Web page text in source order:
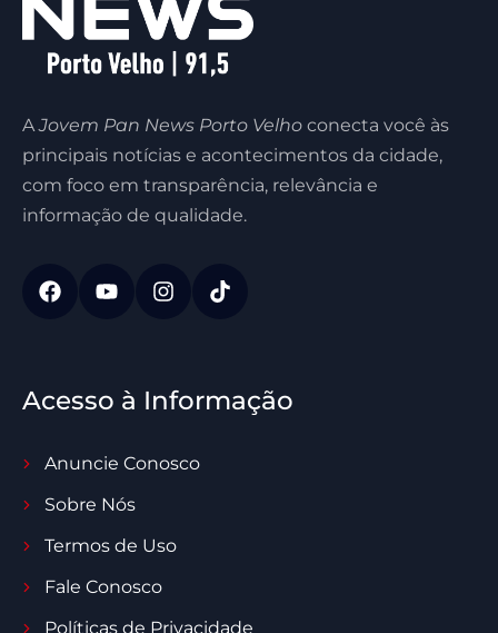
AJovem Pan News Porto Velho conecta você às
principais notícias e acontecimentos da cidade,
com foco em transparência, relevância e
informação de qualidade.
Acesso à Informação
Anuncie Conosco
Sobre Nós
Termos de Uso
Fale Conosco
Políticas de Privacidade